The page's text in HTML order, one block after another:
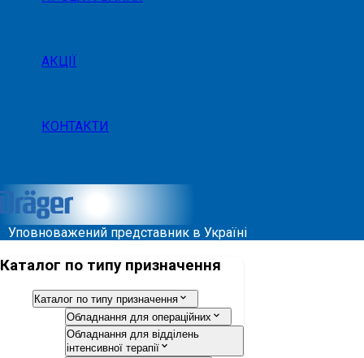
АКЦІЇ
КОНТАКТИ
Уповноважений представник в Україні
Каталог по типу призначення
Каталог по типу призначення
Обладнання для операційних
Обладнання для відділень
інтенсивної терапії